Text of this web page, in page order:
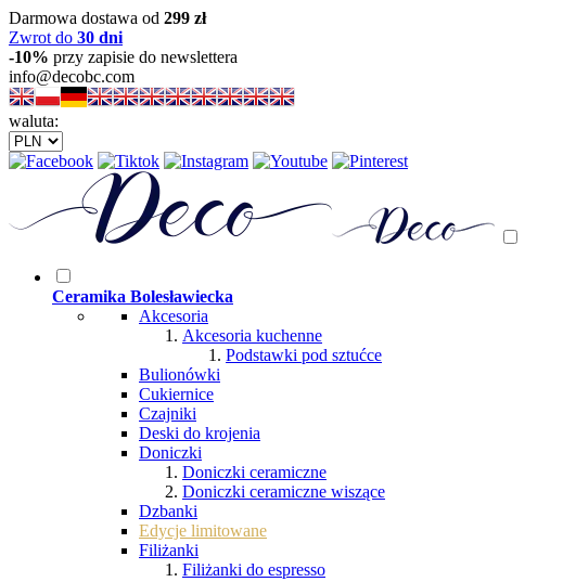
Darmowa dostawa od 299 zł
Zwrot do 30 dni
-10% przy zapisie do newslettera
info@decobc.com
waluta:
Ceramika Bolesławiecka
Akcesoria
Akcesoria kuchenne
Podstawki pod sztućce
Bulionówki
Cukiernice
Czajniki
Deski do krojenia
Doniczki
Doniczki ceramiczne
Doniczki ceramiczne wiszące
Dzbanki
Edycje limitowane
Filiżanki
Filiżanki do espresso